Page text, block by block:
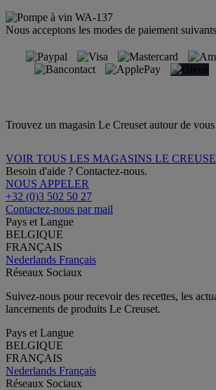
Nous acceptons les modes de paiement suivants
Trouvez un magasin Le Creuset autour de vous
VOIR TOUS LES MAGASINS LE
Besoin d'aide ? Contactez-nous.
NOUS APPELER
+32 (0)3 502 50 27
Contactez-nous par mail
Pays et Langue
BELGIQUE
FRANÇAIS
Nederlands Français
Réseaux Sociaux
Suivez-nous pour recevoir des recettes, les
lancements de produits Le Creuset.
Pays et Langue
BELGIQUE
FRANÇAIS
Nederlands Français
Réseaux Sociaux